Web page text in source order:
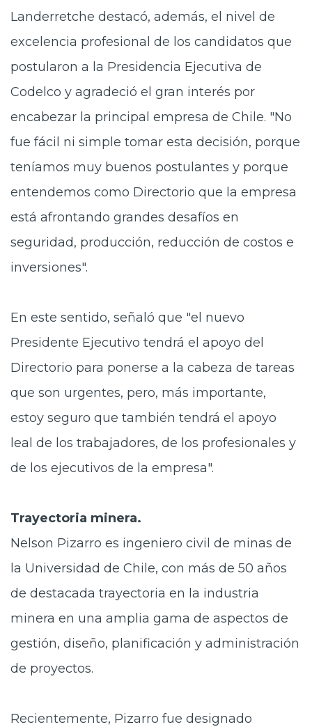
Landerretche destacó, además, el nivel de
excelencia profesional de los candidatos que
postularon a la Presidencia Ejecutiva de
Codelco y agradeció el gran interés por
encabezar la principal empresa de Chile. "No
fue fácil ni simple tomar esta decisión, porque
teníamos muy buenos postulantes y porque
entendemos como Directorio que la empresa
está afrontando grandes desafíos en
seguridad, producción, reducción de costos e
inversiones".
En este sentido, señaló que "el nuevo
Presidente Ejecutivo tendrá el apoyo del
Directorio para ponerse a la cabeza de tareas
que son urgentes, pero, más importante,
estoy seguro que también tendrá el apoyo
leal de los trabajadores, de los profesionales y
de los ejecutivos de la empresa".
Trayectoria minera.
Nelson Pizarro es ingeniero civil de minas de
la Universidad de Chile, con más de 50 años
de destacada trayectoria en la industria
minera en una amplia gama de aspectos de
gestión, diseño, planificación y administración
de proyectos.
Recientemente, Pizarro fue designado